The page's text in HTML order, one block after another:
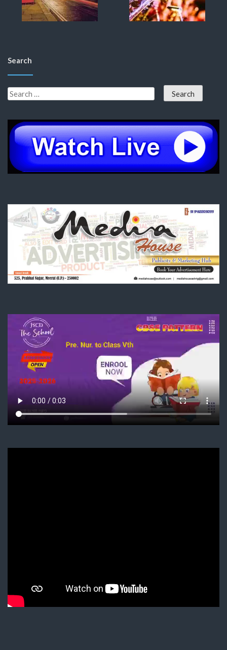
Search